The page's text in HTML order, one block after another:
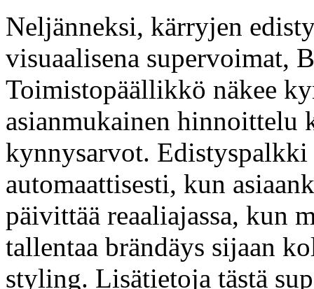
Neljänneksi, kärryjen
visuaalisena supervoimat,
Toimistopäällikkö näkee
asianmukainen hinnoittelu
kynnysarvot. Edistyspalkki
automaattisesti, kun
päivittää reaaliajassa, kun
tallentaa brändäys sijaan
styling. Lisätietoja tästä